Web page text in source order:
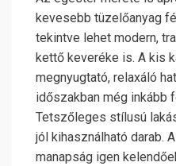
kevesebb tüzelőanyag
tekintve lehet modern,
kettő keveréke is. A kis
megnyugtató, relaxáló
időszakban még inkább
Tetszőleges stílusú
jól kihasználható darab.
manapság igen